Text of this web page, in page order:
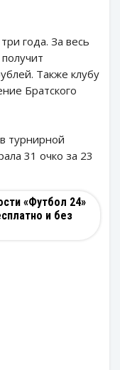
года. За весь
Также клубу
Братского
турнирной
31 очко за 23
«Футбол 24»
и без